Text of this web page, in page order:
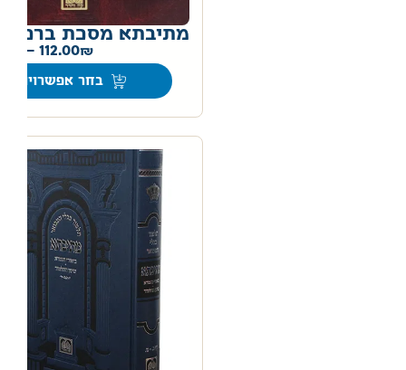
מתיבתא מסכת ברכות
112.00
–
בחר אפשרויות